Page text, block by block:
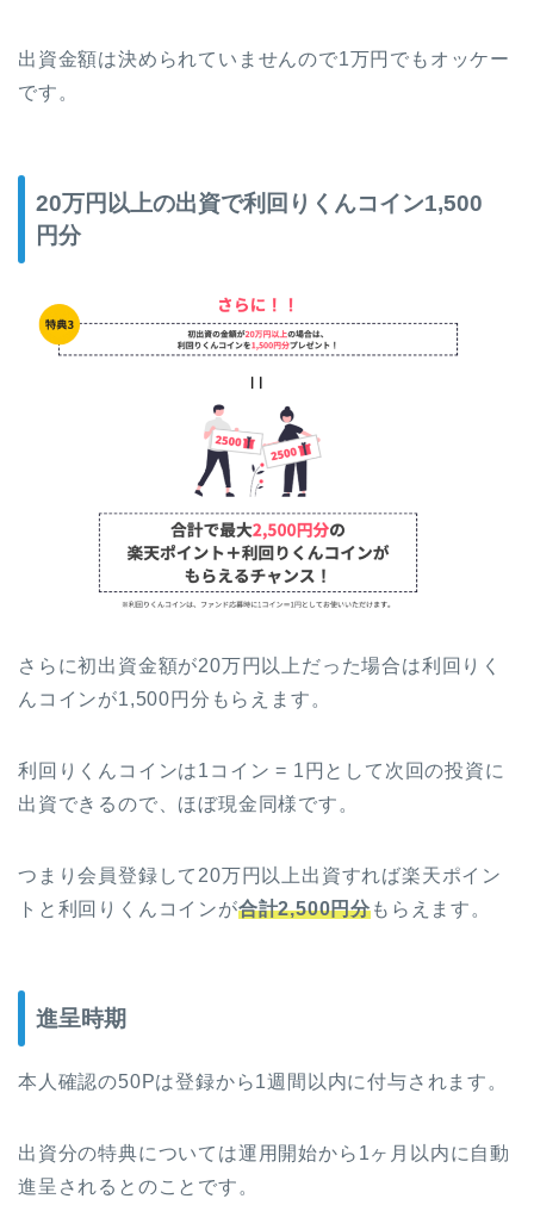
出資金額は決められていませんので1万円でもオッケー
です。
20万円以上の出資で利回りくんコイン1,500
円分
さらに初出資金額が20万円以上だった場合は利回りく
んコインが1,500円分もらえます。
利回りくんコインは1コイン = 1円として次回の投資に
出資できるので、ほぼ現金同様です。
つまり会員登録して20万円以上出資すれば楽天ポイン
トと利回りくんコインが合計2,500円分もらえます。
進呈時期
本人確認の50Pは登録から1週間以内に付与されます。
出資分の特典については運用開始から1ヶ月以内に自動
進呈されるとのことです。